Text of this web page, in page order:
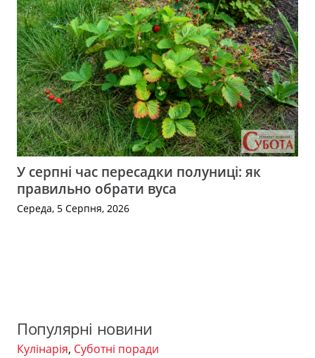
У серпні час пересадки полуниці: як
правильно обрати вуса
Середа, 5 Серпня, 2026
Популярні новини
Кулінарія, Суботні поради